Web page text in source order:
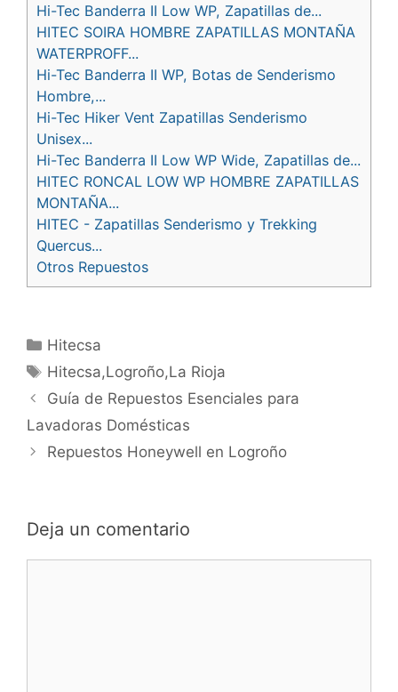
Hi-Tec Banderra II Low WP, Zapatillas de...
HITEC SOIRA HOMBRE ZAPATILLAS MONTAÑA
WATERPROFF...
Hi-Tec Banderra II WP, Botas de Senderismo
Hombre,...
Hi-Tec Hiker Vent Zapatillas Senderismo
Unisex...
Hi-Tec Banderra II Low WP Wide, Zapatillas de...
HITEC RONCAL LOW WP HOMBRE ZAPATILLAS
MONTAÑA...
HITEC - Zapatillas Senderismo y Trekking
Quercus...
Otros Repuestos
Categorías
Hitecsa
Etiquetas
Hitecsa,Logroño,La Rioja
Navegación
de
Guía de Repuestos Esenciales para
Lavadoras Domésticas
Repuestos Honeywell en Logroño
Deja un comentario